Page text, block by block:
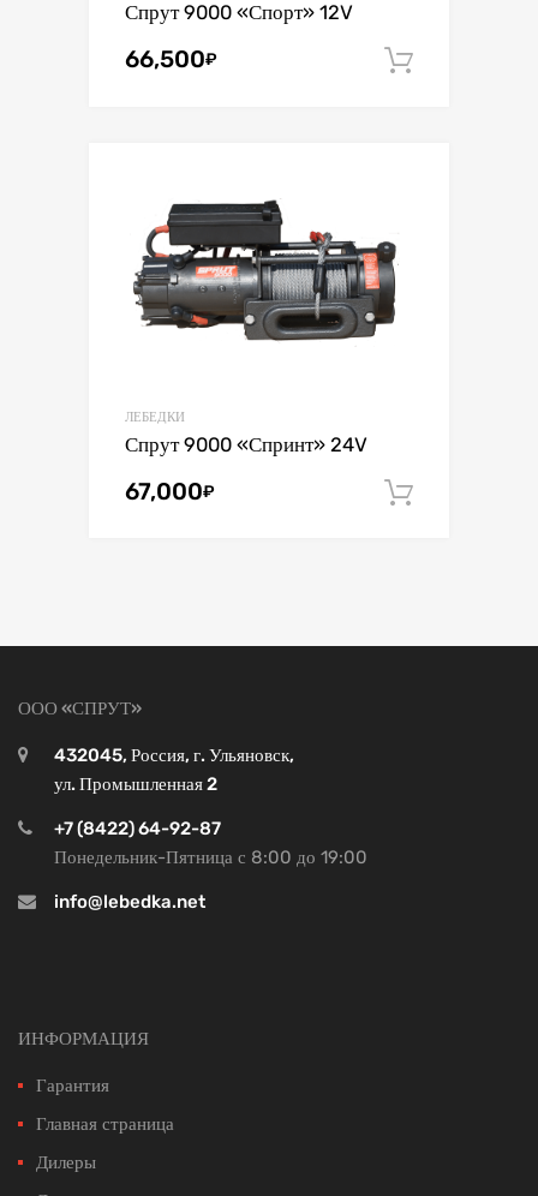
Спрут 9000 «Спорт» 12V
66,500₽
ЛЕБЕДКИ
Спрут 9000 «Спринт» 24V
67,000₽
ООО «СПРУТ»
432045, Россия, г. Ульяновск,
ул. Промышленная 2
+7 (8422) 64-92-87
Понедельник-Пятница с 8:00 до 19:00
info@lebedka.net
ИНФОРМАЦИЯ
Гарантия
Главная страница
Дилеры